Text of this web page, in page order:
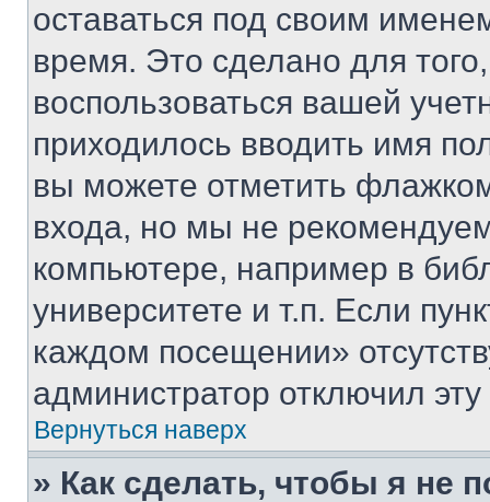
оставаться под своим
время. Это сделано для
воспользоваться вашей
приходилось вводить имя
вы можете отметить
входа, но мы не
компьютере, например в
университете и т.п. Если
каждом посещении»
администратор отключил
Вернуться наверх
» Как сделать, чтобы я не